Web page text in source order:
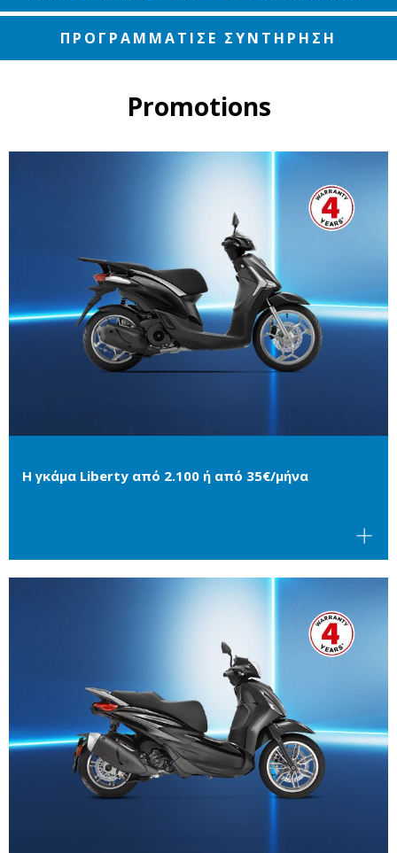
ΠΡΟΓΡΑΜΜΑΤΙΣΕ ΣΥΝΤΗΡΗΣΗ
Promotions
Η γκάμα Liberty από 2.100 ή από 35€/μήνα